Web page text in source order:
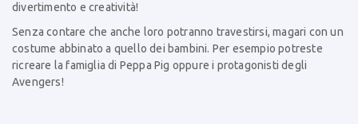
divertimento e creatività!
Senza contare che anche loro potranno travestirsi, magari con un
costume abbinato a quello dei bambini. Per esempio potreste
ricreare la famiglia di Peppa Pig oppure i protagonisti degli
Avengers!